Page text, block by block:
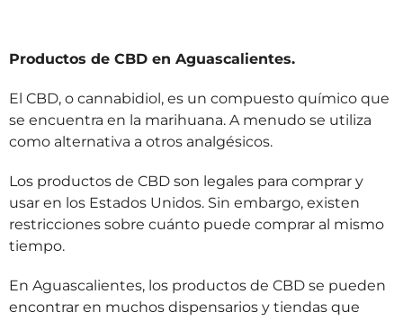
Productos de CBD en Aguascalientes.
El CBD, o cannabidiol, es un compuesto químico que
se encuentra en la marihuana. A menudo se utiliza
como alternativa a otros analgésicos.
Los productos de CBD son legales para comprar y
usar en los Estados Unidos. Sin embargo, existen
restricciones sobre cuánto puede comprar al mismo
tiempo.
En Aguascalientes, los productos de CBD se pueden
encontrar en muchos dispensarios y tiendas que